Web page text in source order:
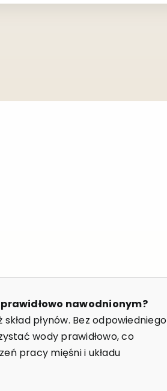
nawodnionym?
płynów. Bez odpowiedniego
wody prawidłowo, co
pracy mięśni i układu